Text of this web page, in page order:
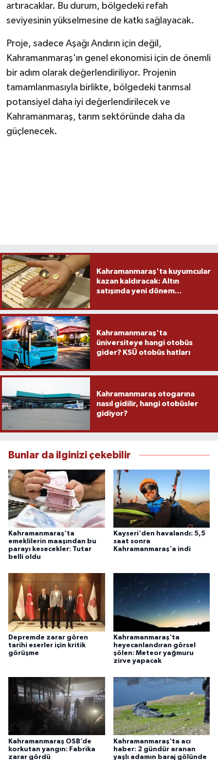
artıracaklar. Bu durum, bölgedeki refah
seviyesinin yükselmesine de katkı sağlayacak.
Proje, sadece Aşağı Andırın için değil,
Kahramanmaraş'ın genel ekonomisi için de önemli
bir adım olarak değerlendiriliyor. Projenin
tamamlanmasıyla birlikte, bölgedeki tarımsal
potansiyel daha iyi değerlendirilecek ve
Kahramanmaraş, tarım sektöründe daha da
güçlenecek.
Kahramanmaraş'ta kuyumcular
kazan kaldıracak: Altın
satışında yeni dönem...
Kahramanmaraş'ta
üniversiteye hangi otobüs
gider? KSÜ otobüs hatları
Kahramanmaraş otogarına
nasıl gidilir, hangi otobüsler
gidiyor?
Bunlar da ilginizi çekebilir
Kahramanmaraş'ta
emeklilerin maaşından bu
parayı kesecekler: Tutar
belli oldu
Kayseri'den havalandı: 5,5
saat sonra
Kahramanmaraş'a indi
Depremde zarar gören
tarihi eserler için kritik
görüşme
Kahramanmaraş'ta
heyecanlandıran görsel
şölen: Meteor yağmuru
zirve yapacak
Kahramanmaraş OSB’de
korkutan yangın: Fabrika
zarar gördü
Kahramanmaraş'ta acı
haber: 2 gündür aranan
yaşlı adamın baraj gölünde